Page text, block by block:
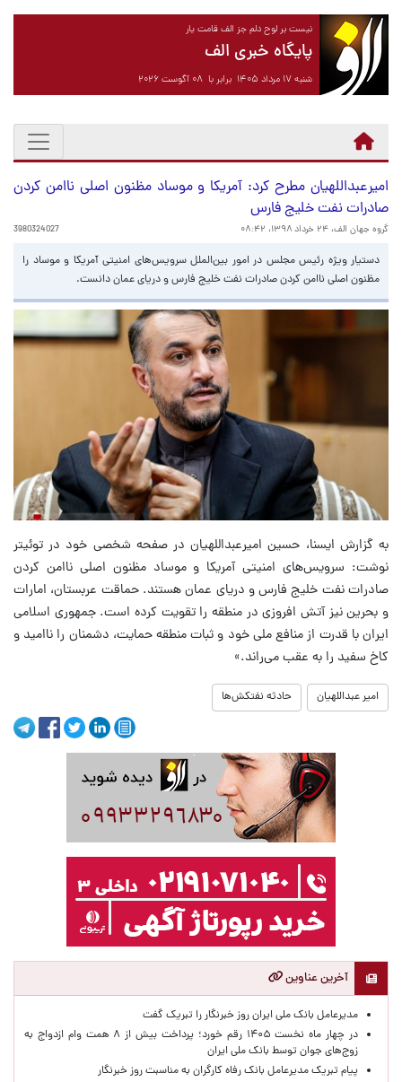
نیست بر لوح دلم جز الف قامت یار
پایگاه خبری الف
شنبه ۱۷ مرداد ۱۴۰۵ برابر با ۰۸ آگوست ۲۰۲۶
امیرعبداللهیان مطرح کرد: آمریکا و موساد مظنون اصلی ناامن کردن
صادرات ⁧نفت⁩ خلیج فارس
گروه جهان الف، ۲۴ خرداد ۱۳۹۸، ۰۸:۴۲ 3980324027
دستیار ویژه رئیس مجلس در امور بین‌الملل سرویس‌های امنیتی آمریکا و موساد را
مظنون اصلی ناامن کردن صادرات ⁧نفت⁩ خلیج فارس و دریای ⁧عمان⁩ دانست.
به گزارش ایسنا، حسین امیرعبداللهیان در صفحه شخصی خود در توئیتر
نوشت: سرویس‌های امنیتی آمریکا و موساد مظنون اصلی ناامن کردن
صادرات ⁧نفت⁩ خلیج فارس و دریای ⁧عمان⁩ هستند. حماقت عربستان، امارات
و بحرین نیز آتش افروزی در منطقه را تقویت کرده است. جمهوری اسلامی
ایران با قدرت از منافع ملی خود و ثبات منطقه حمایت، دشمنان را ناامید و
کاخ سفید را به عقب می‌راند.»
امیر عبداللهیان حادثه نفتکش‌ها
آخرین عناوین
مدیرعامل بانک ملی ایران روز خبرنگار را تبریک گفت
در چهار ماه نخست ۱۴۰۵ رقم خورد؛ پرداخت بیش از ۸ همت وام ازدواج به
زوج‌های جوان توسط بانک ملی ایران
پیام تبریک مدیرعامل بانک رفاه کارگران به مناسبت روز خبرنگار